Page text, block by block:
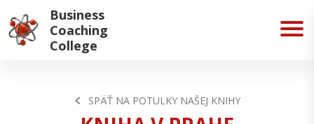
Business
Coaching
College
SPÄŤ NA POTULKY NAŠEJ KNIHY